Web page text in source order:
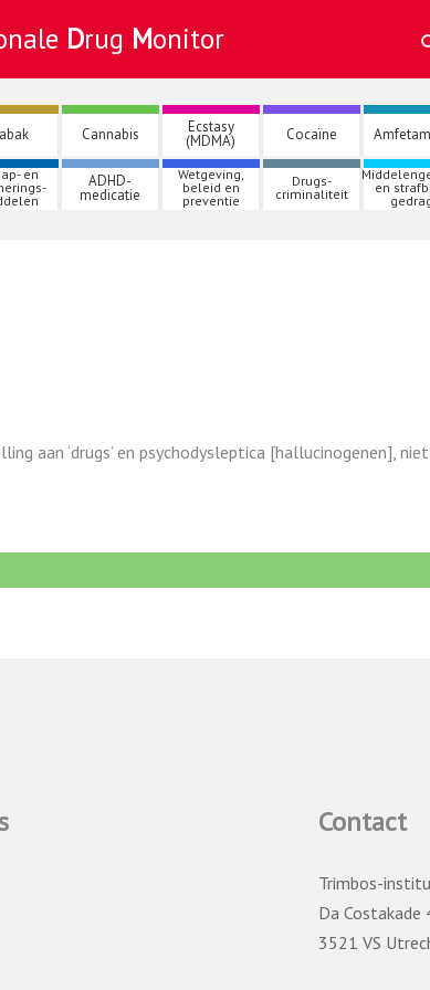
Drug Monitor
Cannabis Ecstasy
(MDMA) Cocaïne
en
ADHD-
medicatie
Wetgeving,
beleid en
preventie
Drugs-
criminaliteit
en
‘drugs’ en psychodysleptica [hallucinogenen],
Contact
Trimbos-
Da Costakade
3521 VS